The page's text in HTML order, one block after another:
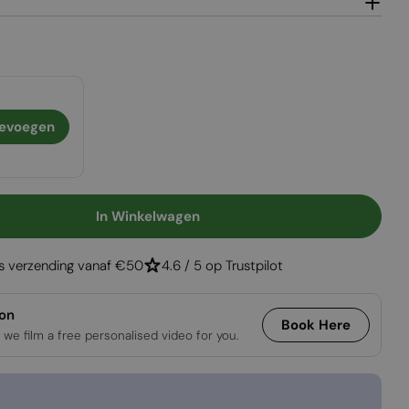
Stone Kreta
Voor Planika Stone Kreta
In Winkelwagen
verzending vanaf €50 4.6 / 5 op Trustpilot
film a free personalised video for you.
Book Here